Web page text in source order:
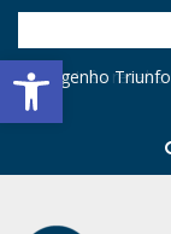
Barra de Ferramentas Aberta
Engenho